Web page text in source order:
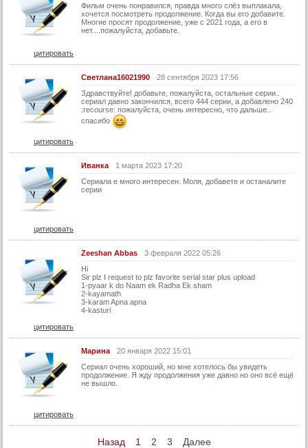
60 серия
61 серия
62 серия
64 серия
65 серия
67 серия
68 серия
69 серия
70 серия
73 серия
74 серия
75 серия
77 серия
78 серия
79 серия
80 серия
81 серия
Фильм очень понравился, правда много слёз выплакала,
хочется посмотреть продолжение. Когда вы его добавите.
Многие просят продолжение, уже с 2021 года, а его в
нет....пожалуйста, добавьте.
цитировать
Светлана16021990
28 сентября 2023 17:56
Здравствуйте! добавьте, пожалуйста, остальные серии..
сериал давно закончился, всего 444 серии, а добавлено 240
:recourse: пожалуйста, очень интересно, что дальше..
спасибо
цитировать
Иванка
1 марта 2023 17:20
Сериала е много интересен. Моля, добавете и останалите
серии
цитировать
Zeeshan Abbas
3 февраля 2022 05:26
Hi
Sir plz I request to plz favorite serial star plus upload
1-pyaar k do Naam ek Radha Ek sham
2-kayamath
3-karam Apna apna
4-kasturi
цитировать
Марина
20 января 2022 15:01
Сериал очень хороший, но мне хотелось бы увидеть
продолжение. Я жду продолжения уже давно но оно всё ещё
не вышло.
цитировать
Назад 1 2 3 Далее